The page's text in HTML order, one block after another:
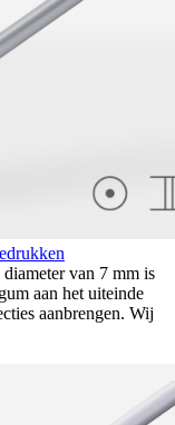
van 7 mm is
aan het uiteinde
aanbrengen. Wij